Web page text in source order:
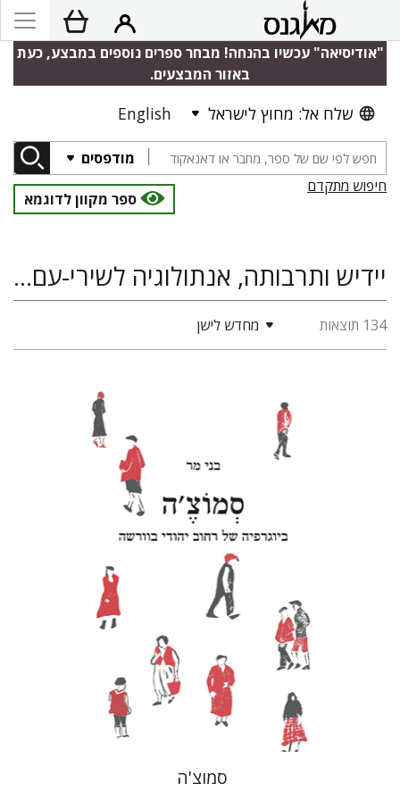
"אודיסיאה" עכשיו בהנחה! מבחר ספרים נוספים במבצע, כעת
באזור המבצעים.
שלח אל: מחוץ לישראל English
מודפסים
חיפוש מתקדם
ספר מקוון לדוגמא
יידיש ותרבותה, אנתולוגיה לשירי-עם ביידיש, מוסיקה
134 תוצאות מחדש לישן
בני מר
הנחת אתר ספר מודפס
$31
$28
סמוצ'ה